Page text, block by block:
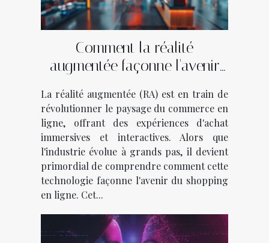
Comment la réalité
augmentée façonne l'avenir
La réalité augmentée (RA) est en train de
révolutionner le paysage du commerce en
ligne, offrant des expériences d'achat
immersives et interactives. Alors que
l'industrie évolue à grands pas, il devient
primordial de comprendre comment cette
technologie façonne l'avenir du shopping
en ligne. Cet...